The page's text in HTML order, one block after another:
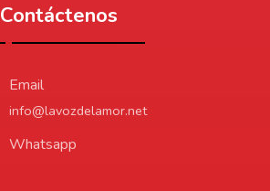
Contáctenos
Email
info@lavozdelamor.net
Whatsapp